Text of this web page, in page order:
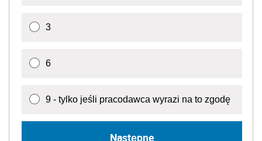
3
6
9 - tylko jeśli pracodawca wyrazi na to zgodę
Następne